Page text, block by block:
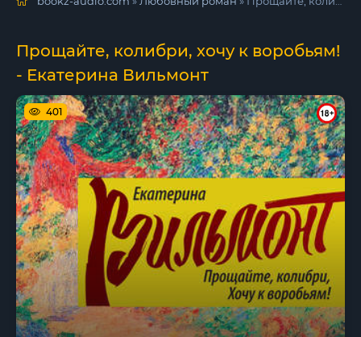
Прощайте, колибри, хочу к воробьям!
- Екатерина Вильмонт
401